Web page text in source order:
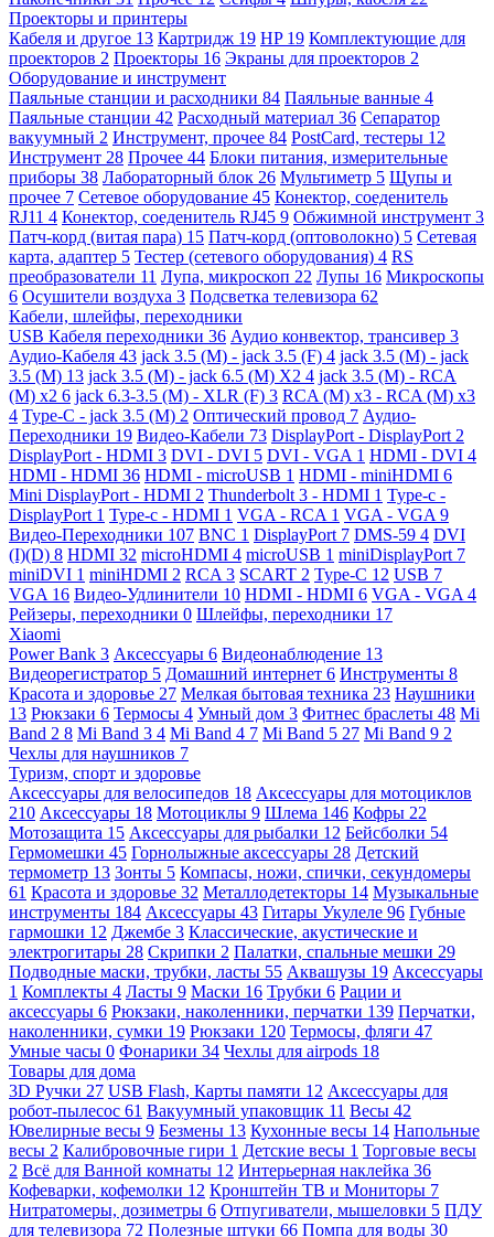
Проекторы и принтеры
Кабеля и другое 13 Картридж 19 HP 19 Комплектующие для
проекторов 2 Проекторы 16 Экраны для проекторов 2
Оборудование и инструмент
Паяльные станции и расходники 84 Паяльные ванные 4
Паяльные станции 42 Расходный материал 36 Сепаратор
вакуумный 2 Инструмент, прочее 84 PostCard, тестеры 12
Инструмент 28 Прочее 44 Блоки питания, измерительные
приборы 38 Лабораторный блок 26 Мультиметр 5 Щупы и
прочее 7 Сетевое оборудование 45 Конектор, соеденитель
RJ11 4 Конектор, соеденитель RJ45 9 Обжимной инструмент 3
Патч-корд (витая пара) 15 Патч-корд (оптоволокно) 5 Сетевая
карта, адаптер 5 Тестер (сетевого оборудования) 4 RS
преобразователи 11 Лупа, микроскоп 22 Лупы 16 Микроскопы
6 Осушители воздуха 3 Подсветка телевизора 62
Кабели, шлейфы, переходники
USB Кабеля переходники 36 Аудио конвектор, трансивер 3
Аудио-Кабеля 43 jack 3.5 (M) - jack 3.5 (F) 4 jack 3.5 (M) - jack
3.5 (M) 13 jack 3.5 (M) - jack 6.5 (M) X2 4 jack 3.5 (M) - RCA
(M) x2 6 jack 6.3-3.5 (M) - XLR (F) 3 RCA (M) x3 - RCA (M) x3
4 Type-C - jack 3.5 (M) 2 Оптический провод 7 Аудио-
Переходники 19 Видео-Кабели 73 DisplayPort - DisplayPort 2
DisplayPort - HDMI 3 DVI - DVI 5 DVI - VGA 1 HDMI - DVI 4
HDMI - HDMI 36 HDMI - microUSB 1 HDMI - miniHDMI 6
Mini DisplayPort - HDMI 2 Thunderbolt 3 - HDMI 1 Type-c -
DisplayPort 1 Type-c - HDMI 1 VGA - RCA 1 VGA - VGA 9
Видео-Переходники 107 BNC 1 DisplayPort 7 DMS-59 4 DVI
(I)(D) 8 HDMI 32 microHDMI 4 microUSB 1 miniDisplayPort 7
miniDVI 1 miniHDMI 2 RCA 3 SCART 2 Type-C 12 USB 7
VGA 16 Видео-Удлинители 10 HDMI - HDMI 6 VGA - VGA 4
Рейзеры, переходники 0 Шлейфы, переходники 17
Xiaomi
Power Bank 3 Аксессуары 6 Видеонаблюдение 13
Видеорегистратор 5 Домашний интернет 6 Инструменты 8
Красота и здоровье 27 Мелкая бытовая техника 23 Наушники
13 Рюкзаки 6 Термосы 4 Умный дом 3 Фитнес браслеты 48 Mi
Band 2 8 Mi Band 3 4 Mi Band 4 7 Mi Band 5 27 Mi Band 9 2
Чехлы для наушников 7
Туризм, спорт и здоровье
Аксессуары для велосипедов 18 Аксессуары для мотоциклов
210 Аксессуары 18 Мотоциклы 9 Шлема 146 Кофры 22
Мотозащита 15 Аксессуары для рыбалки 12 Бейсболки 54
Гермомешки 45 Горнолыжные аксессуары 28 Детский
термометр 13 Зонты 5 Компасы, ножи, спички, секундомеры
61 Красота и здоровье 32 Металлодетекторы 14 Музыкальные
инструменты 184 Аксессуары 43 Гитары Укулеле 96 Губные
гармошки 12 Джембе 3 Классические, акустические и
электрогитары 28 Скрипки 2 Палатки, спальные мешки 29
Подводные маски, трубки, ласты 55 Аквашузы 19 Аксессуары
1 Комплекты 4 Ласты 9 Маски 16 Трубки 6 Рации и
аксессуары 6 Рюкзаки, наколенники, перчатки 139 Перчатки,
наколенники, сумки 19 Рюкзаки 120 Термосы, фляги 47
Умные часы 0 Фонарики 34 Чехлы для airpods 18
Товары для дома
3D Ручки 27 USB Flash, Карты памяти 12 Аксессуары для
робот-пылесос 61 Вакуумный упаковщик 11 Весы 42
Ювелирные весы 9 Безмены 13 Кухонные весы 14 Напольные
весы 2 Калибровочные гири 1 Детские весы 1 Торговые весы
2 Всё для Ванной комнаты 12 Интерьерная наклейка 36
Кофеварки, кофемолки 12 Кронштейн ТВ и Мониторы 7
Нитратомеры, дозиметры 6 Отпугиватели, мышеловки 5 ПДУ
для телевизора 72 Полезные штуки 66 Помпа для воды 30